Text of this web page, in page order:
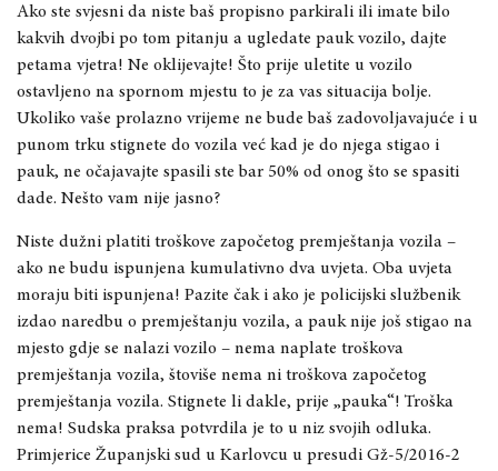
Ako ste svjesni da niste baš propisno parkirali ili imate bilo
kakvih dvojbi po tom pitanju a ugledate pauk vozilo, dajte
petama vjetra! Ne oklijevajte! Što prije uletite u vozilo
ostavljeno na spornom mjestu to je za vas situacija bolje.
Ukoliko vaše prolazno vrijeme ne bude baš zadovoljavajuće i u
punom trku stignete do vozila već kad je do njega stigao i
pauk, ne očajavajte spasili ste bar 50% od onog što se spasiti
dade. Nešto vam nije jasno?
Niste dužni platiti troškove započetog premještanja vozila –
ako ne budu ispunjena kumulativno dva uvjeta. Oba uvjeta
moraju biti ispunjena! Pazite čak i ako je policijski službenik
izdao naredbu o premještanju vozila, a pauk nije još stigao na
mjesto gdje se nalazi vozilo – nema naplate troškova
premještanja vozila, štoviše nema ni troškova započetog
premještanja vozila. Stignete li dakle, prije „pauka“! Troška
nema! Sudska praksa potvrdila je to u niz svojih odluka.
Primjerice Županjski sud u Karlovcu u presudi Gž-5/2016-2